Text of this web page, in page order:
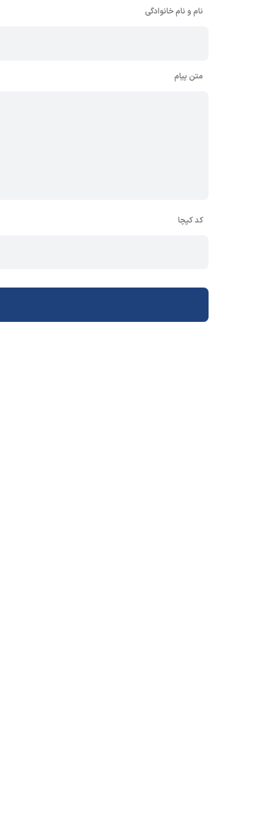
نام و نام خانوادگی
متن پیام
کد کپچا